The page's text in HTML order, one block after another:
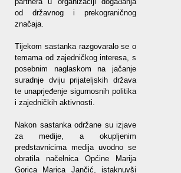
od državnog i prekograničnog
značaja.
Tijekom sastanka razgovaralo se o
temama od zajedničkog interesa, s
posebnim naglaskom na jačanje
suradnje dviju prijateljskih država
te unaprjeđenje sigurnosnih politika
i zajedničkih aktivnosti.
Nakon sastanka održane su izjave
za medije, a okupljenim
predstavnicima medija uvodno se
obratila načelnica Općine Marija
Gorica Marica Jančić, istaknuvši